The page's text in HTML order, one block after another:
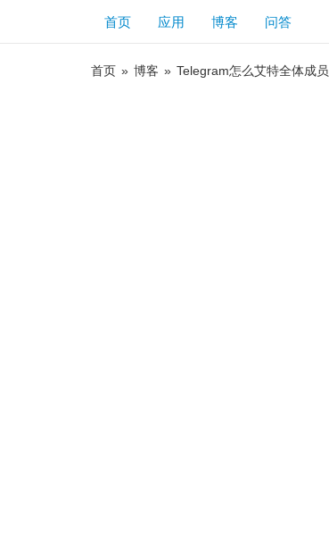
首页 应用 博客 问答
首页 » 博客 » Telegram怎么艾特全体成员